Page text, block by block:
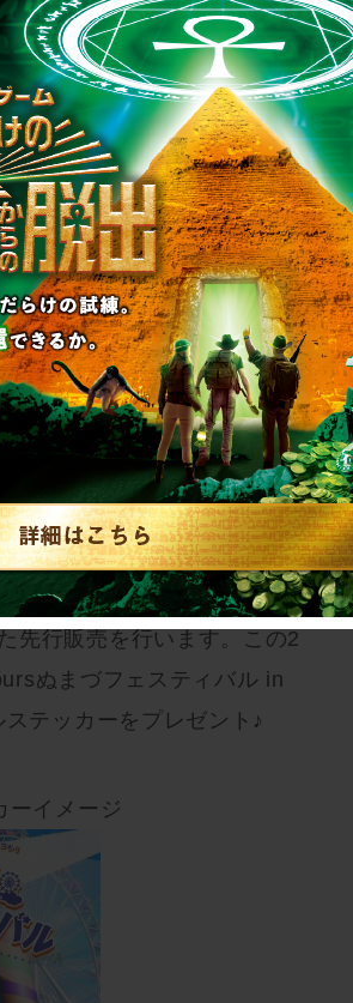
分のイベント所要時間の
さん”としてAqoursのメン
フェス参加者となり実際に
ます。
する多くの体験型ゲーム・
、新ブランド「体験する物
自身が物語の登場人物とな
ールプレイングする体験を
より一般販売を開始いた
5日(土)〜3月6日(日)の2日
ドーム)にて開催される「ラ
～KU-RU-KU-RU Rock ‘n’
先行販売を行います。この2
ぬまづフェスティバル in
テッカーをプレゼント♪
ーイメージ